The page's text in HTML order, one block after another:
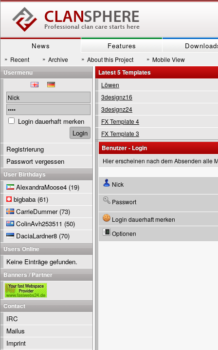
News Features
» Recent » Archive » About this Project » Mobile View
Latest 5 Templates
Löwen
3designz16
3designz24
FX Template 4
FX Template 3
Benutzer - Login
Hier erscheinen nach dem Absenden alle
Nick
Passwort
Login dauerhaft merken
Optionen
Usermenu
Login dauerhaft merken
Registrierung
Passwort vergessen
User Birthdays
AlexandraMoose4 (19)
bigbaba (61)
CarrieDummer(73)
ColinAvh253511 (50)
DaciaLardner8 (70)
Users Online
Keine Einträge gefunden.
Banners / Partner
Contact
IRC
Mailus
Imprint